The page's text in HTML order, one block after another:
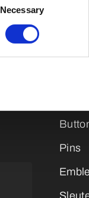
Necessary
Pins